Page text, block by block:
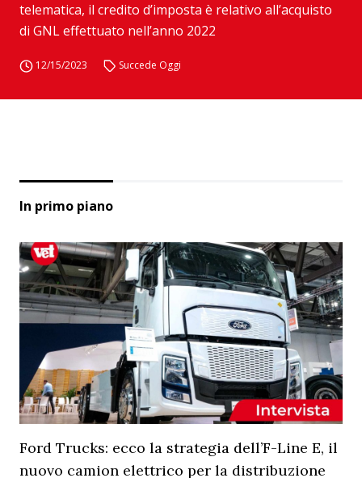
telematica, il credito d’imposta è relativo all’acquisto
di GNL effettuato nell’anno 2022
12/15/2023 Succede Oggi
In primo piano
Ford Trucks: ecco la strategia dell’F-Line E, il
nuovo camion elettrico per la distribuzione